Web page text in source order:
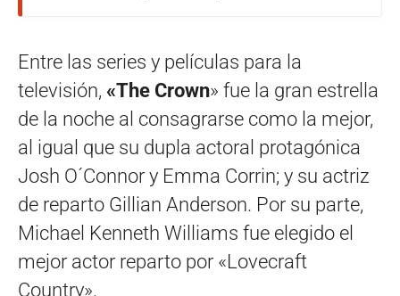
Entre las series y películas para la
televisión, «The Crown» fue la gran estrella
de la noche al consagrarse como la mejor,
al igual que su dupla actoral protagónica
Josh O´Connor y Emma Corrin; y su actriz
de reparto Gillian Anderson. Por su parte,
Michael Kenneth Williams fue elegido el
mejor actor reparto por «Lovecraft
Country».